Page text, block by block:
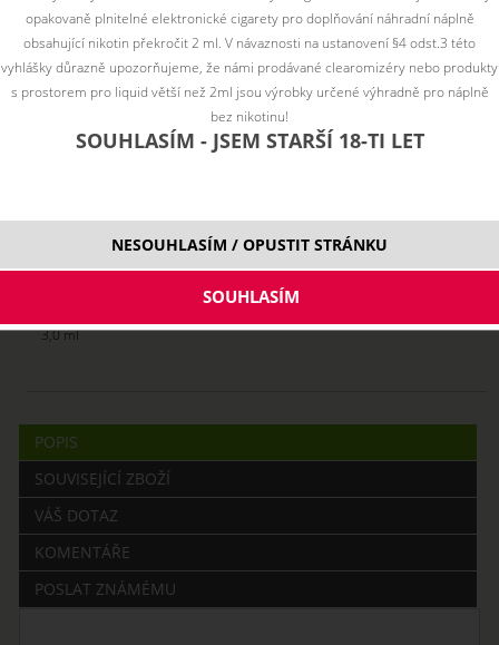
3,0 ml
POPIS
SOUVISEJÍCÍ ZBOŽÍ
VÁŠ DOTAZ
KOMENTÁŘE
POSLAT ZNÁMÉMU
opakovaně plnitelné elektronické cigarety pro doplňování náhradní náplně
obsahující nikotin překročit 2 ml. V návaznosti na ustanovení §4 odst.3 této
vyhlášky důrazně upozorňujeme, že námi prodávané clearomizéry nebo produkty
s prostorem pro liquid větší než 2ml jsou výrobky určené výhradně pro náplně
bez nikotinu!
SOUHLASÍM - JSEM STARŠÍ 18-TI LET
NESOUHLASÍM / OPUSTIT STRÁNKU